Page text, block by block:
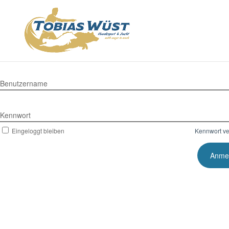
Benutzername
Kennwort
Eingeloggt bleiben Kennwort